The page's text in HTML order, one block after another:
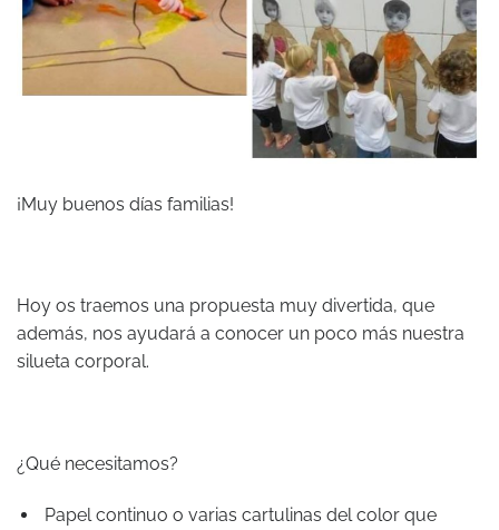
¡Muy buenos días familias!
Hoy os traemos una propuesta muy divertida, que
además, nos ayudará a conocer un poco más nuestra
silueta corporal.
¿Qué necesitamos?
Papel continuo o varias cartulinas del color que